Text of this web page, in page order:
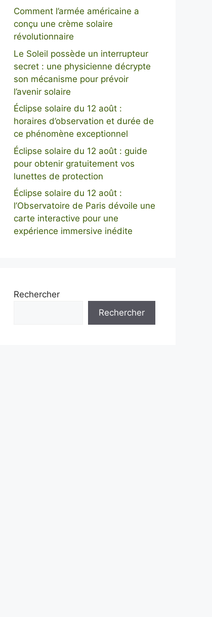
Comment l’armée américaine a
conçu une crème solaire
révolutionnaire
Le Soleil possède un interrupteur
secret : une physicienne décrypte
son mécanisme pour prévoir
l’avenir solaire
Éclipse solaire du 12 août :
horaires d’observation et durée de
ce phénomène exceptionnel
Éclipse solaire du 12 août : guide
pour obtenir gratuitement vos
lunettes de protection
Éclipse solaire du 12 août :
l’Observatoire de Paris dévoile une
carte interactive pour une
expérience immersive inédite
Rechercher
Rechercher